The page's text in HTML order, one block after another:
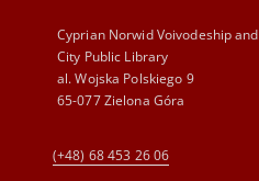
Cyprian Norwid Voivodeship and
City Public Library
al. Wojska Polskiego 9
65-077 Zielona Góra
(+48) 68 453 26 06